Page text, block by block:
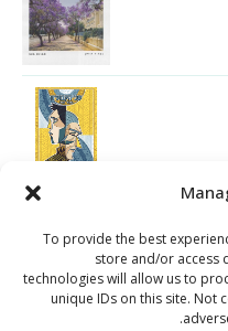
To provide the best
store and/or access
technologies will allow us to
unique IDs on this site. Not